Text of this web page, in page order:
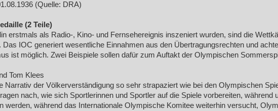
(Quelle: DRA)
(2 Teile)
erstmals als Radio-, Kino- und Fernsehereignis inszeniert wurden, sind die
IOC generiert wesentliche Einnahmen aus den Übertragungsrechten und
ist möglich. Zwei Beispiele sollen dafür zum Auftakt der Olympischen
Tom Klees
Narrativ der Völkerverständigung so sehr strapaziert wie bei den Olympischen
nach, wie sich Sportlerinnen und Sportler auf die Spiele vorbereiten, während
werden, während das Internationale Olympische Komitee weiterhin versucht,